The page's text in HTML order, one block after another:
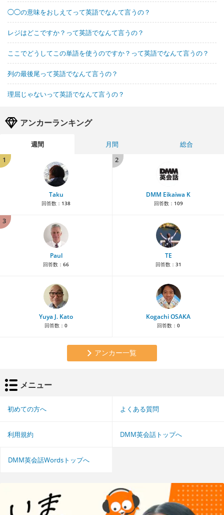
◯◯の意味をおしえてって英語でなんて言うの？
レジはどこですか？って英語でなんて言うの？
ここでどうしてこの単語を使うのですか？って英語でなんて言うの？
列の最後尾って英語でなんて言うの？
理屈じゃないって英語でなんて言うの？
アンカーランキング
週間 月間
総合
1
Taku
回答数： 138
2
DMM Eikaiwa K
回答数： 109
3
Paul
回答数： 66
TE
回答数： 31
Yuya J. Kato
回答数： 0
Kogachi OSAKA
回答数： 0
アンカー一覧
メニュー
初めての方へ よくある質問
利用規約 DMM英会話トップへ
DMM英会話Wordsトップへ